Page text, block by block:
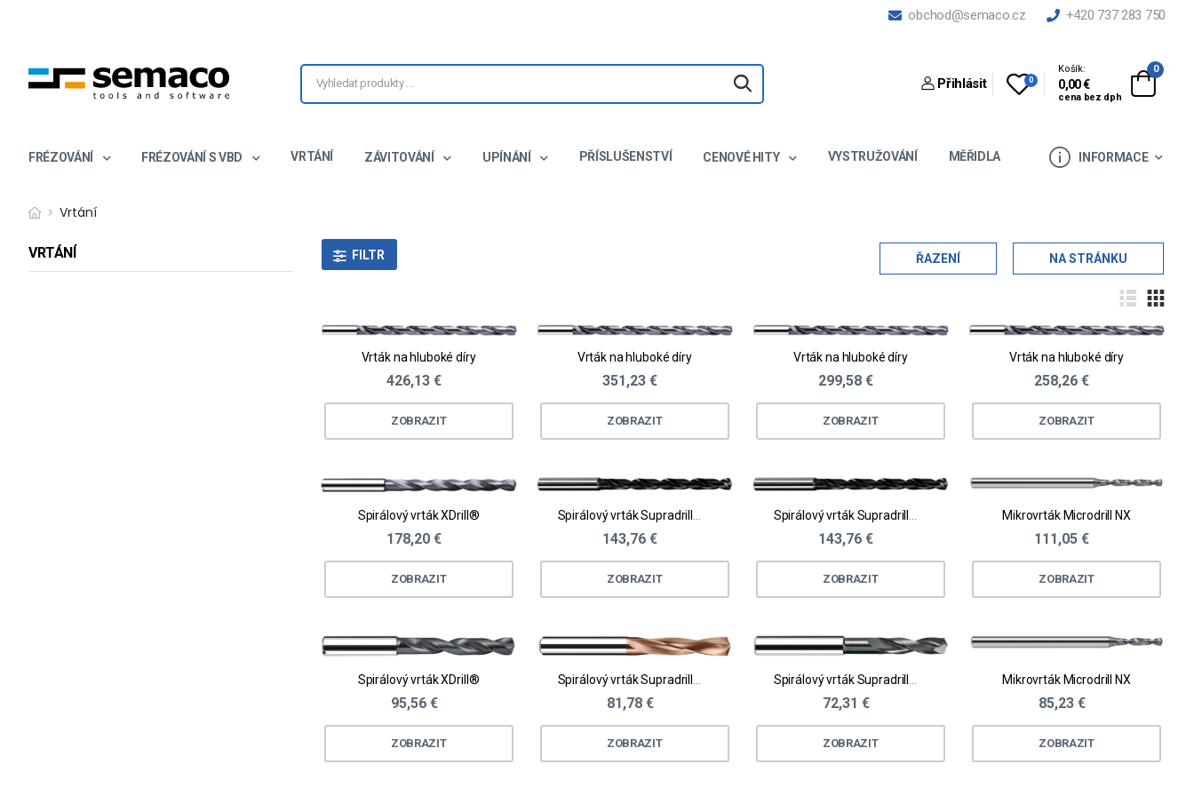
obchod@semaco.cz +420 737 283 750
Přihlásit 0
Košík:
0,00 €
cena bez dph
0
FRÉZOVÁNÍ FRÉZOVÁNÍ S VBD VRTÁNÍ ZÁVITOVÁNÍ UPÍNÁNÍ PŘÍSLUŠENSTVÍ CENOVÉ HITY VYSTRUŽOVÁNÍ MĚŘIDLA INFORMACE
Vrtání
VRTÁNÍ FILTR ŘAZENÍ NA STRÁNKU
Vrták na hluboké díry
426,13 €
ZOBRAZIT
Vrták na hluboké díry
351,23 €
ZOBRAZIT
Vrták na hluboké díry
299,58 €
ZOBRAZIT
Vrták na hluboké díry
258,26 €
ZOBRAZIT
Spirálový vrták XDrill®
178,20 €
ZOBRAZIT
143,76 €
ZOBRAZIT
143,76 €
ZOBRAZIT
Mikrovrták Microdrill NX
111,05 €
ZOBRAZIT
Spirálový vrták XDrill®
95,56 €
ZOBRAZIT
81,78 €
ZOBRAZIT
72,31 €
ZOBRAZIT
Mikrovrták Microdrill NX
85,23 €
ZOBRAZIT